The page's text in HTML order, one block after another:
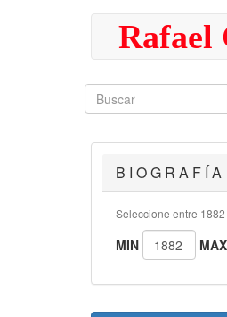
Rafael
Buscar
Buscar
B I O G R A F Í A
Seleccione entre
MIN MAX